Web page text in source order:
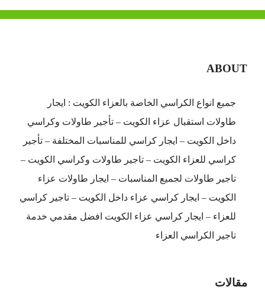
ABOUT
جميع انواع الكراسي الخاصة بالعزاء الكويت : ايجار
طاولات استقبال عزاء الكويت – تأجير طاولات وكراسي
داخل الكويت – ايجار كراسي للمناسبات المختلفة – تأجير
كراسي للعزاء الكويت – تاجير طاولات وكراسي الكويت –
تاجير طاولات لجميع المناسبات – ايجار طاولات عزاء
الكويت – ايجار كراسي عزاء داخل الكويت – تاجير كراسي
للعزاء – ايجار كراسي عزاء الكويت افضل مقدمي خدمة
تاجير الكراسي العزاء
مقالات